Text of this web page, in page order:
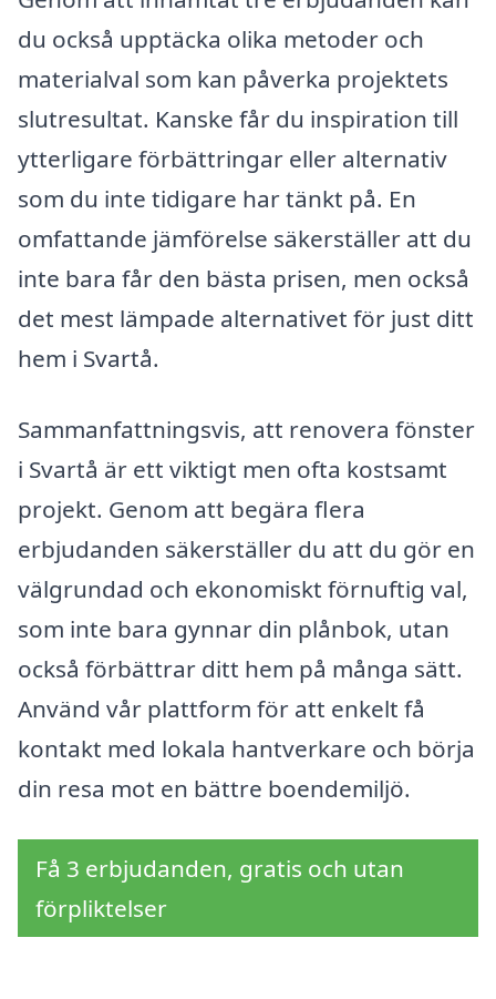
du också upptäcka olika metoder och
materialval som kan påverka projektets
slutresultat. Kanske får du inspiration till
ytterligare förbättringar eller alternativ
som du inte tidigare har tänkt på. En
omfattande jämförelse säkerställer att du
inte bara får den bästa prisen, men också
det mest lämpade alternativet för just ditt
hem i Svartå.
Sammanfattningsvis, att renovera fönster
i Svartå är ett viktigt men ofta kostsamt
projekt. Genom att begära flera
erbjudanden säkerställer du att du gör en
välgrundad och ekonomiskt förnuftig val,
som inte bara gynnar din plånbok, utan
också förbättrar ditt hem på många sätt.
Använd vår plattform för att enkelt få
kontakt med lokala hantverkare och börja
din resa mot en bättre boendemiljö.
Få 3 erbjudanden, gratis och utan
förpliktelser